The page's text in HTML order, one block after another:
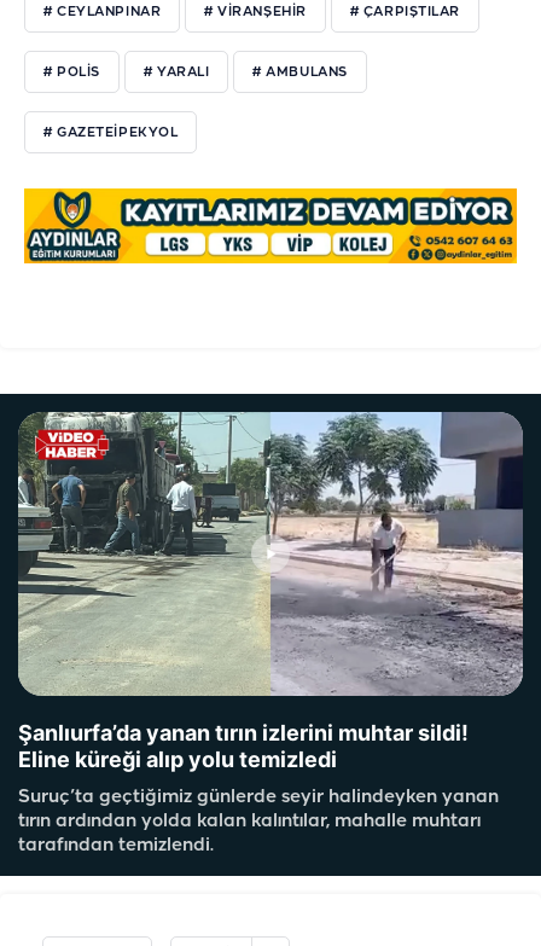
# CEYLANPINAR # VIRANŞEHIR # ÇARPIŞTILAR
# POLIS # YARALI # AMBULANS
# GAZETEIPEKYOL
Şanlıurfa’da yanan tırın izlerini muhtar sildi!
Eline küreği alıp yolu temizledi
Suruç’ta geçtiğimiz günlerde seyir halindeyken yanan
tırın ardından yolda kalan kalıntılar, mahalle muhtarı
tarafından temizlendi.